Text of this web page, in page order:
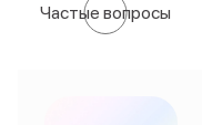
Частые вопросы